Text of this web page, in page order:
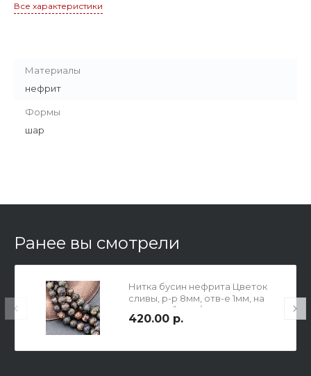
Все характеристики
Материалы
нефрит
Формы
шар
Ранее вы смотрели
Нитка бусин нефрита Цветок
сливы, р-р 8мм, отв-е 1мм, на
нитке 46 бусин/36 см.
420.00 р.